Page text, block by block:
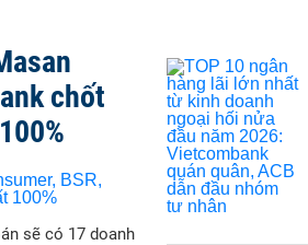
chốt
sẽ có 17 doanh